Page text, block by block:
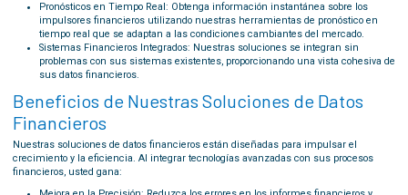
Pronósticos en Tiempo Real: Obtenga información instantánea sobre los
impulsores financieros utilizando nuestras herramientas de pronóstico en
tiempo real que se adaptan a las condiciones cambiantes del mercado.
Sistemas Financieros Integrados: Nuestras soluciones se integran sin
problemas con sus sistemas existentes, proporcionando una vista cohesiva de
sus datos financieros.
Beneficios de Nuestras Soluciones de Datos
Financieros
Nuestras soluciones de datos financieros están diseñadas para impulsar el
crecimiento y la eficiencia. Al integrar tecnologías avanzadas con sus procesos
financieros, usted gana: